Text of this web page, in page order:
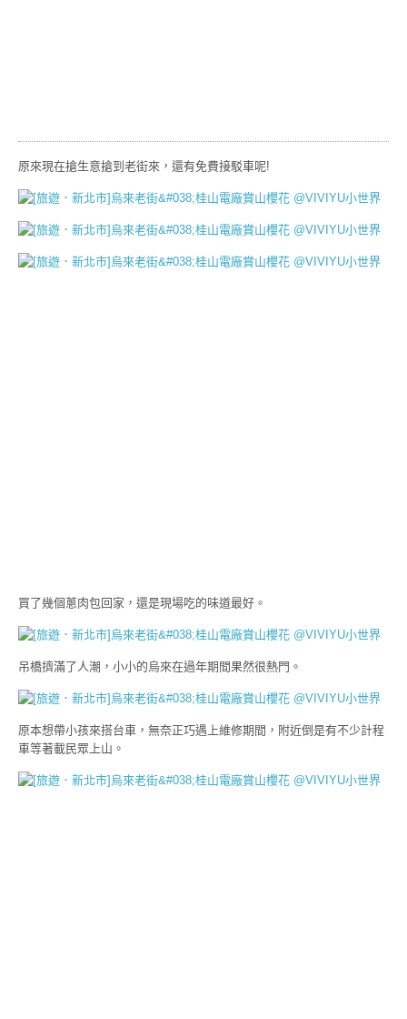
原來現在搶生意搶到老街來，還有免費接駁車呢!
買了幾個蔥肉包回家，還是現場吃的味道最好。
吊橋擠滿了人潮，小小的烏來在過年期間果然很熱門。
原本想帶小孩來搭台車，無奈正巧遇上維修期間，附近倒是有不少計程
車等著載民眾上山。